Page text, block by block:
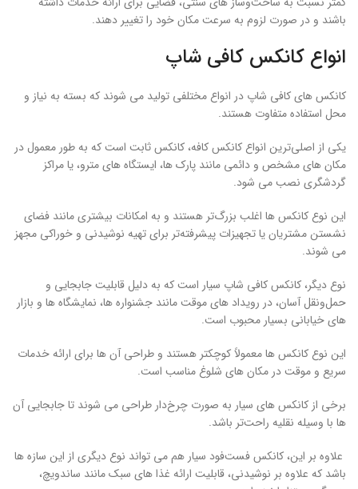
باشند و در صورت لزوم به سرعت مکان خود را تغییر دهند.
انواع کانکس کافی شاپ
کانکس‌ های کافی شاپ در انواع مختلفی تولید می ‌شوند که بسته به نیاز و
محل استفاده متفاوت هستند.
یکی از اصلی‌ترین انواع کانکس کافه، کانکس ثابت است که به طور معمول در
مکان ‌های مشخص و دائمی مانند پارک‌ ها، ایستگاه‌ های مترو، یا مراکز
گردشگری نصب می ‌شود.
این نوع کانکس ‌ها اغلب بزرگ‌تر هستند و به امکانات بیشتری مانند فضای
نشستن مشتریان یا تجهیزات پیشرفته‌تر برای تهیه نوشیدنی و خوراکی مجهز
می ‌شوند.
نوع دیگر، کانکس کافی شاپ سیار است که به دلیل قابلیت جابجایی و
حمل‌ونقل آسان، در رویداد های موقت مانند جشنواره‌ ها، نمایشگاه‌ ها و بازار
های خیابانی بسیار محبوب است.
این نوع کانکس‌ ها معمولاً کوچکتر هستند و طراحی آن‌ ها برای ارائه خدمات
سریع و موقت در مکان ‌های شلوغ مناسب است.
برخی از کانکس ‌های سیار به صورت چرخ‌دار طراحی می ‌شوند تا جابجایی آن‌
ها با وسیله نقلیه راحت‌تر باشد.
علاوه بر این، کانکس فست‌فود سیار هم می ‌تواند نوع دیگری از این سازه‌ ها
باشد که علاوه بر نوشیدنی، قابلیت ارائه غذا های سبک مانند ساندویچ،